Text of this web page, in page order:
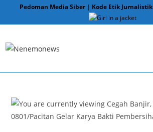
Pedoman Media Siber| Kode Etik Jurnalistik